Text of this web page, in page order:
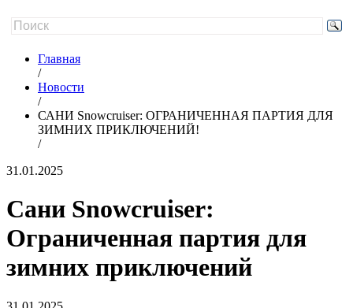
Главная
/
Новости
/
САНИ Snowcruiser: ОГРАНИЧЕННАЯ ПАРТИЯ ДЛЯ
ЗИМНИХ ПРИКЛЮЧЕНИЙ!
/
31.01.2025
Сани Snowcruiser:
Ограниченная партия для
зимних приключений